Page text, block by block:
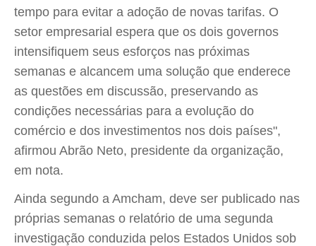
tempo para evitar a adoção de novas tarifas. O
setor empresarial espera que os dois governos
intensifiquem seus esforços nas próximas
semanas e alcancem uma solução que enderece
as questões em discussão, preservando as
condições necessárias para a evolução do
comércio e dos investimentos nos dois países",
afirmou Abrão Neto, presidente da organização,
em nota.
Ainda segundo a Amcham, deve ser publicado nas
próprias semanas o relatório de uma segunda
investigação conduzida pelos Estados Unidos sob